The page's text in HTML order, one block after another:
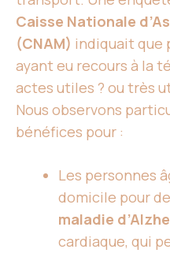
Caisse Nationale
(CNAM) indiquait que
ayant eu recours à la
actes utiles ? ou très
Nous observons
bénéfices pour :
Les personnes
domicile pour
maladie
cardiaque, qui